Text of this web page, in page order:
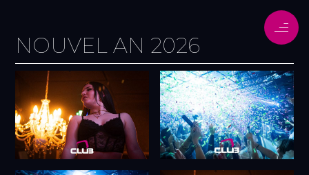
NOUVEL AN 2026